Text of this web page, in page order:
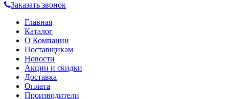
Заказать звонок
Главная
Каталог
О Компании
Поставщикам
Новости
Акции и скидки
Доставка
Оплата
Производители